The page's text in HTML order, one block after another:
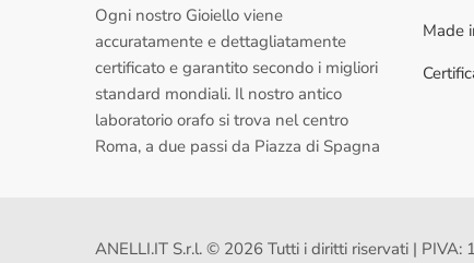
Ogni nostro Gioiello viene
accuratamente e dettagliatamente
certificato e garantito secondo i migliori
standard mondiali. Il nostro antico
laboratorio orafo si trova nel centro
Roma, a due passi da Piazza di Spagna
Made
ANELLI.IT S.r.l. © 2026 Tutti i diritti riservati |